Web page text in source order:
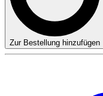
Zur Bestellung hinzufügen